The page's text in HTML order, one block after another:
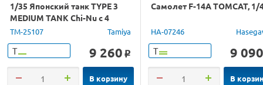
1/35 Японский танк TYPE 3
MEDIUM TANK Chi-Nu с 4
фигурами
TM-25107 Tamiya
Т 9 260 o
В корзину
Самолет F-14A TOMCAT, 1/
HA-07246
Т 9 090
В